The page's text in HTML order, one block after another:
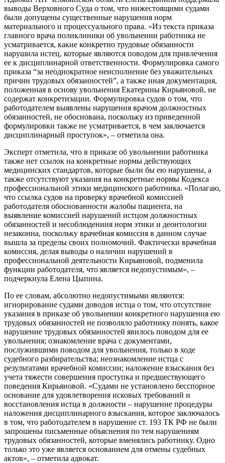
выводы Верховного Суда о том, что нижестоящими судами
были допущены существенные нарушения норм
материального и процессуального права. «Из текста приказа
главного врача поликлиники об увольнении работника не
усматривается, какие конкретно трудовые обязанности
нарушила истец, которые являются поводом для привлечения
ее к дисциплинарной ответственности. Формулировка самого
приказа “за неоднократное неисполнение без уважительных
причин трудовых обязанностей”, а также иная документация,
положенная в основу увольнения Екатерины Кирьяновой, не
содержат конкретизации. Формулировка судов о том, что
работодателем выявлены нарушения врачом должностных
обязанностей, не обоснована, поскольку из приведенной
формулировки также не усматривается, в чем заключается
дисциплинарный проступок», – отметила она.
Эксперт отметила, что в приказе об увольнении работника
также нет ссылок на конкретные нормы действующих
медицинских стандартов, которые были бы ею нарушены, а
также отсутствуют указания на конкретные нормы Кодекса
профессиональной этики медицинского работника. «Полагаю,
что ссылка судов на проверку врачебной комиссией
работодателя обоснованности жалобы пациента, на
выявление комиссией нарушений истцом должностных
обязанностей и несоблюдениия норм этики и деонтологии
незаконна, поскольку врачебная комиссия в данном случае
вышла за пределы своих полномочий. Фактически врачебная
комиссия, делая выводы о наличии нарушений в
профессиональной деятельности Кирьяновой, подменила
функции работодателя, что является недопустимым», –
подчеркнула Елена Цыпина.
По ее словам, абсолютно недопустимыми являются:
игнорирование судами доводов истца о том, что отсутствие
указания в приказе об увольнении конкретного нарушения ею
трудовых обязанностей не позволяло работнику понять, какое
нарушение трудовых обязанностей явилось поводом для ее
увольнения; ознакомление врача с документами,
послужившими поводом для увольнения, только в ходе
судебного разбирательства; неознакомление истца с
результатами врачебной комиссии; наложение взыскания без
учета тяжести совершения проступка и предшествующего
поведения Кирьяновой. «Судами не установлено бесспорное
основание для удовлетворения исковых требований и
восстановления истца в должности – нарушение процедуры
наложения дисциплинарного взыскания, которое заключалось
в том, что работодателем в нарушение ст. 193 ТК РФ не были
запрошены письменные объяснения по тем нарушениям
трудовых обязанностей, которые вменялись работнику. Одно
только это уже является основанием для отмены судебных
актов», – отметила адвокат.